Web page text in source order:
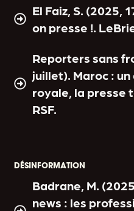
El Faiz, S. (2025,
on presse !.
Reporters sans
juillet). Maroc :
royale, la presse
RSF.
DÉSINFORMATION
Badrane, M.
news : les